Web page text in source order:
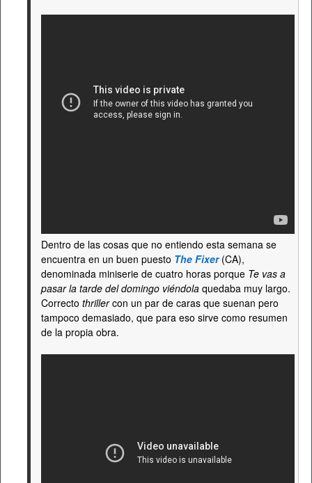
Dentro de las cosas que no entiendo esta semana se
encuentra en un buen puesto The Fixer(CA),
denominada miniserie de cuatro horas porque Te vas a
pasar la tarde del domingo viéndola quedaba muy largo.
Correcto thrillercon un par de caras que suenan pero
tampoco demasiado, que para eso sirve como resumen
de la propia obra.